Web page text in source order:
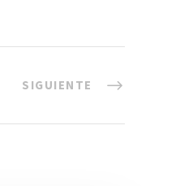
SIGUIENTE